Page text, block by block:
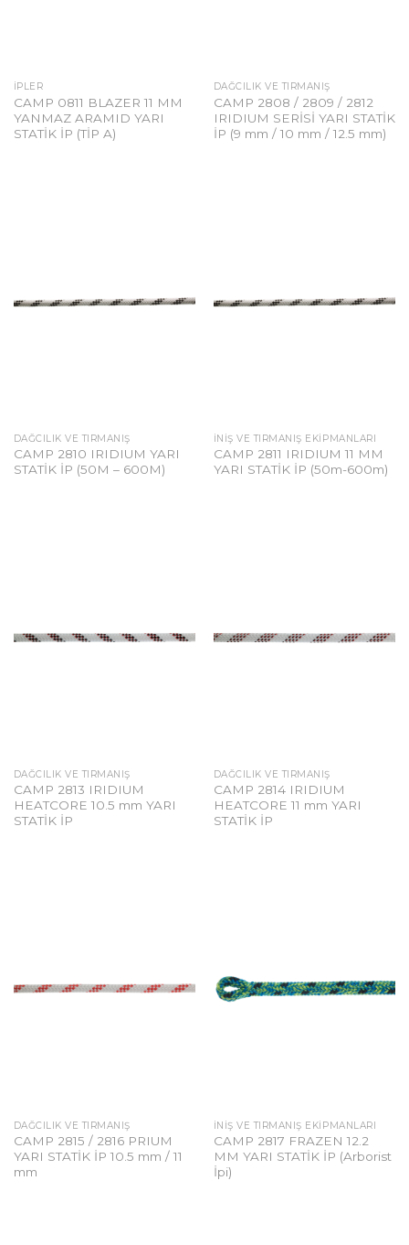
İPLER
CAMP 0811 BLAZER 11 MM
YANMAZ ARAMID YARI
STATİK İP (TİP A)
DAĞCILIK VE TIRMANIŞ
CAMP 2808 / 2809 / 2812
IRIDIUM SERİSİ YARI STATİK
İP (9 mm / 10 mm / 12.5 mm)
DAĞCILIK VE TIRMANIŞ
CAMP 2810 IRIDIUM YARI
STATİK İP (50M – 600M)
İNIŞ VE TIRMANIŞ EKIPMANLARI
CAMP 2811 IRIDIUM 11 MM
YARI STATİK İP (50m-600m)
DAĞCILIK VE TIRMANIŞ
CAMP 2813 IRIDIUM
HEATCORE 10.5 mm YARI
STATİK İP
DAĞCILIK VE TIRMANIŞ
CAMP 2814 IRIDIUM
HEATCORE 11 mm YARI
STATİK İP
DAĞCILIK VE TIRMANIŞ
CAMP 2815 / 2816 PRIUM
YARI STATİK İP 10.5 mm / 11
mm
İNIŞ VE TIRMANIŞ EKIPMANLARI
CAMP 2817 FRAZEN 12.2
MM YARI STATİK İP (Arborist
İpi)